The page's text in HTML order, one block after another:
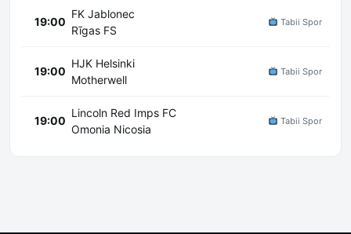
19:00
FK Jablonec
Rīgas FS
Tabii Spor
19:00
HJK Helsinki
Motherwell
Tabii Spor
19:00
Lincoln Red Imps FC
Omonia Nicosia
Tabii Spor